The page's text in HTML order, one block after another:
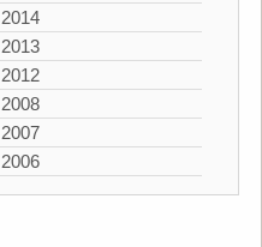
2014
2013
2012
2008
2007
2006